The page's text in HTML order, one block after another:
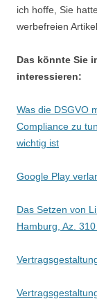
ich hoffe, Sie
werbefreien
Das könnte Sie
interessieren:
Was die DSGVO
Compliance zu
wichtig ist
Google Play
Das Setzen von
Hamburg, Az.